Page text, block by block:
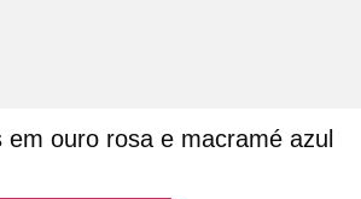
em ouro rosa e macramé azul